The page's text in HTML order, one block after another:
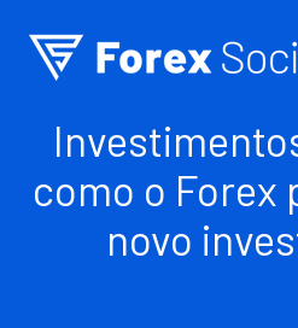
como o Forex
novo